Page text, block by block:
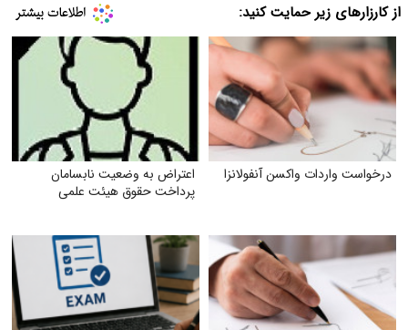
از کارزارهای زیر حمایت کنید:
درخواست واردات واکسن آنفولانزا
اعتراض به وضعیت نابسامان
پرداخت حقوق هیئت علمی